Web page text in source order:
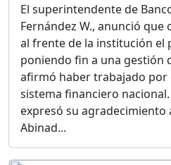
El superintendente de
Fernández W., anunció
al frente de la institución el
poniendo fin a una gestión
afirmó haber trabajado
sistema financiero
expresó su agradecimiento
Abinad...